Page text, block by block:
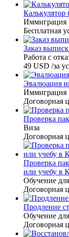
Калькулятор
Иммиграция
Бесплатная
Заказ
Работа с
49 USD /за
Эвалюация
Иммиграция
Договорная
Проверка
Виза
Договорная
Проверка
или учебу в
Обучение
Договорная
Продление
Обучение
Договорная